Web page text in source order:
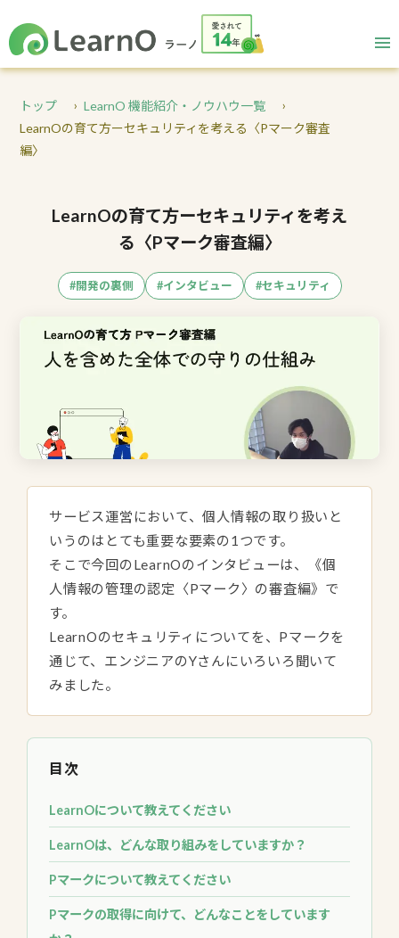
トップ
LearnO 機能紹介・ノウハウ一覧
LearnOの育て方ーセキュリティを考える〈Pマーク審査
編〉
LearnOの育て方ーセキュリティを考え
る〈Pマーク審査編〉
#開発の裏側 #インタビュー #セキュリティ
サービス運営において、個人情報の取り扱いと
いうのはとても重要な要素の1つです。
そこで今回のLearnOのインタビューは、《個
人情報の管理の認定〈Pマーク〉の審査編》で
す。
LearnOのセキュリティについてを、Pマークを
通じて、エンジニアのYさんにいろいろ聞いて
みました。
目次
LearnOについて教えてください
LearnOは、どんな取り組みをしていますか？
Pマークについて教えてください
Pマークの取得に向けて、どんなことをしています